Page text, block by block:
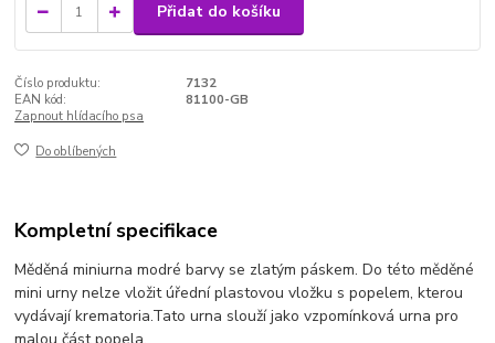
Přidat do košíku
Číslo produktu:
7132
EAN kód:
81100-GB
Zapnout hlídacího psa
Do oblíbených
Kompletní specifikace
Měděná miniurna modré barvy se zlatým páskem. Do této měděné
mini urny nelze vložit úřední plastovou vložku s popelem, kterou
vydávají krematoria.Tato urna slouží jako vzpomínková urna pro
malou část popela.